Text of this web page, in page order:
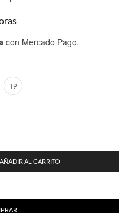
con Mercado Pago.
T9
AÑADIR AL CARRITO